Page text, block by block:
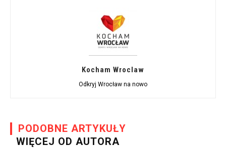
Kocham Wroclaw
Odkryj Wrocław na nowo
PODOBNE ARTYKUŁY
WIĘCEJ OD AUTORA